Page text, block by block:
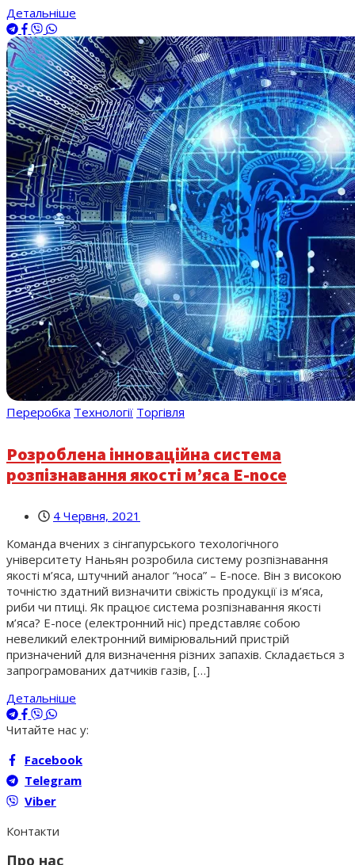
Детальніше
Переробка Технології Торгівля
Розроблена інноваційна система
розпізнавання якості м’яса E-noce
4 Червня, 2021
Команда вчених з сінгапурського техологічного
університету Наньян розробила систему розпізнавання
якості м’яса, штучний аналог “носа” – E-noce. Він з високою
точністю здатний визначити свіжість продукції із м’яса,
риби чи птиці. Як працює система розпізнавання якості
м’яса? E-noce (електронний ніс) представляє собою
невеликий електронний вимірювальний пристрій
призначений для визначення різних запахів. Складається з
запрограмованих датчиків газів, […]
Детальніше
Читайте нас у:
Facebook
Telegram
Viber
Контакти
Про нас